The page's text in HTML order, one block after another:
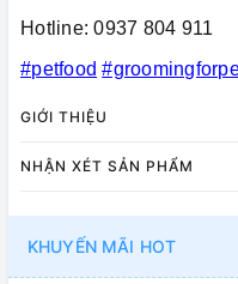
Hotline: 0937 804 911
#petfood
GIỚI THIỆU
NHẬN XÉT SẢN PHẨM
KHUYẾN MÃI HOT